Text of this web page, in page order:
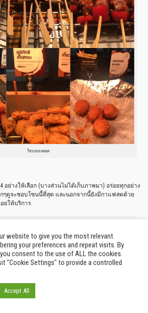
โซนของทอด
ย่างให้เลือก (บางส่วนไม่ได้เก็บภาพมา) อร่อยทุกอย่าง
ๆดูจะชอบโซนนี้ที่สุด และนอกจากนี้ยังมีกาแฟสดด้วย
ยให้บริการ
website to give you the most relevant
your preferences and repeat visits. By
consent to the use of ALL the cookies.
"Cookie Settings" to provide a controlled
Accept All